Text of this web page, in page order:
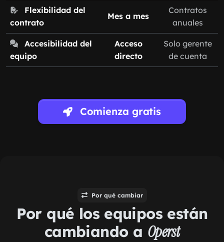
Flexibilidad del
contrato
Mes a mes
Contratos
anuales
Accesibilidad del
equipo
Acceso
directo
Solo gerente
de cuenta
Comienza gratis
Por qué cambiar
Por qué los equipos están
cambiando a Operst